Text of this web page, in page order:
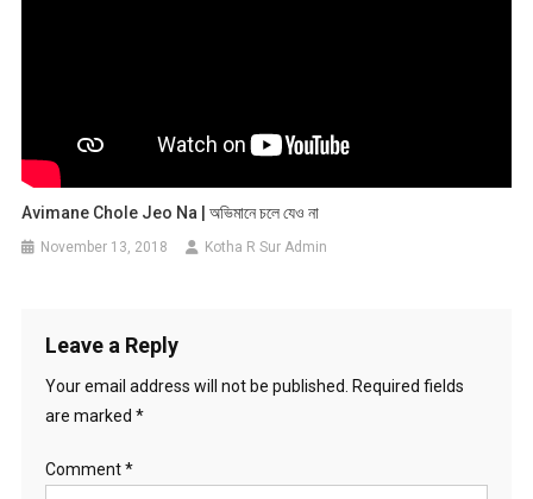
Avimane Chole Jeo Na | অভিমানে চলে যেও না
November 13, 2018 Kotha R Sur Admin
Leave a Reply
Your email address will not be published.
Required fields
are marked *
Comment*